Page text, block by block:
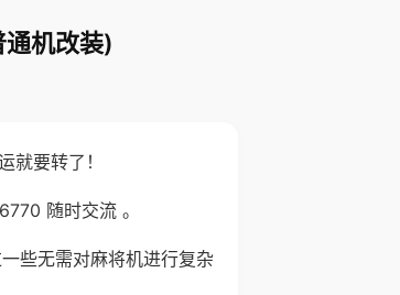
机改装)
就要转了！
随时交流 。
些无需对麻将机进行复杂